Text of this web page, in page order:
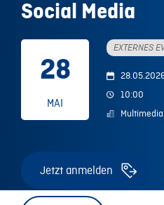
Social Media
28
MAI
EXTERNES
10:00
Jetzt anmelden